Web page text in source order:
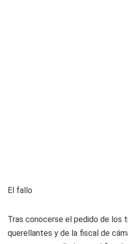
El fallo
Tras conocerse el pedido de los
querellantes y de la fiscal de